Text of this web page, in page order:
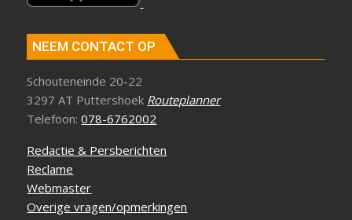
NEEM CONTACT OP
Schouteneinde 20-22
3297 AT Puttershoek Routeplanner
Telefoon:078-6762002
Redactie & Persberichten
Reclame
Webmaster
Overige vragen/opmerkingen